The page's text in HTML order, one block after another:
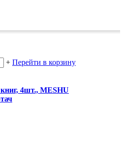
+ Перейти в корзину
4шт., MESHU